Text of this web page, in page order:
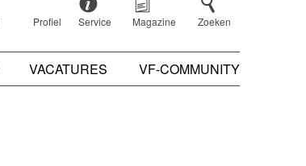
Profiel Service Magazine Zoeken
VACATURES VF-COMMUNITY